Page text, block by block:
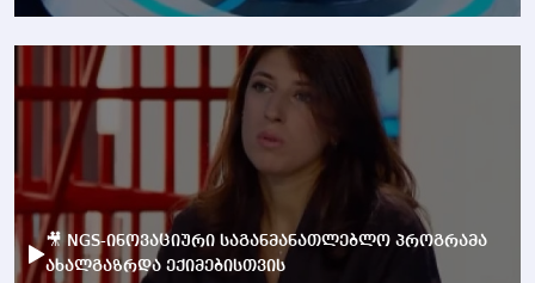
🎥 NGS-ინოვაციური საგანმანათლებლო პროგრამა
ახალგაზრდა ექიმებისთვის